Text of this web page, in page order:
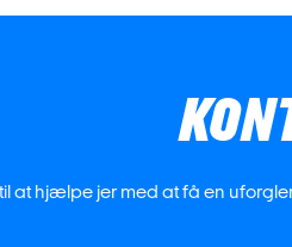
at hjælpe jer med at få en